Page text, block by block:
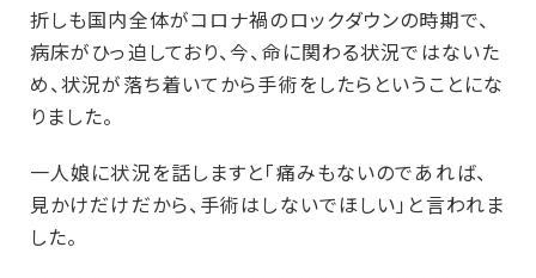
折しも国内全体がコロナ禍のロックダウンの時期で、
病床がひっ迫しており、今、命に関わる状況ではないた
め、状況が落ち着いてから手術をしたらということにな
りました。
一人娘に状況を話しますと「痛みもないのであれば、
見かけだけだから、手術はしないでほしい」と言われま
した。